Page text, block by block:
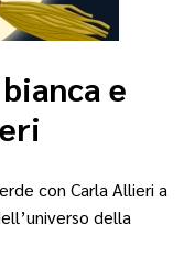
e
con Carla Allieri a
della